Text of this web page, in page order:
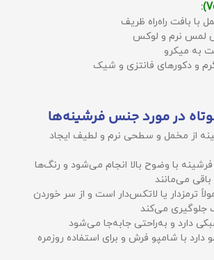
با بافت راه‌راه ظریف
لمس نرم و لوکس
به میکرو
و دکورهای فانتزی و شیک
در مورد جنس فرشینه‌ها
از مخمل و سطحی نرم و لطیف ایجاد
با وضوح بالا انجام می‌شود و رنگ‌ها
می‌مانند
ترمزدار یا لاتکس‌دار است و از سر خوردن
می‌کند
دارد و به‌راحتی جابه‌جا می‌شود
با شامپو فرش و برای استفاده روزمره